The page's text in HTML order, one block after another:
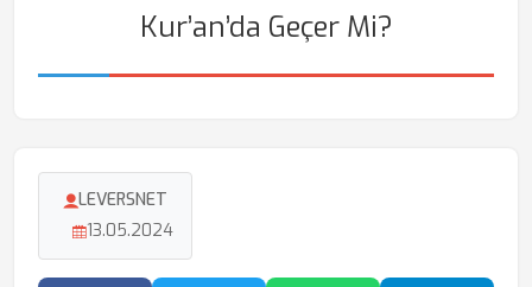
Kur’an’da Geçer Mi?
LEVERSNET
13.05.2024